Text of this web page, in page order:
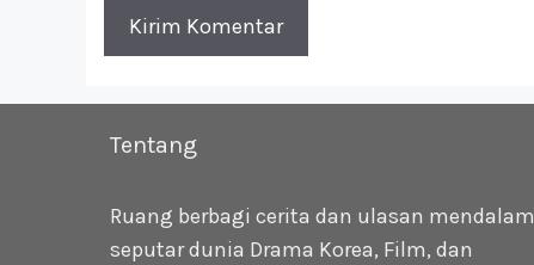
Tentang
Ruang berbagi cerita dan ulasan mendalam
seputar dunia Drama Korea, Film, dan